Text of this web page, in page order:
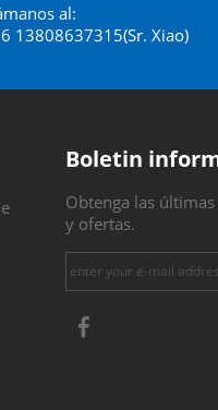
al:
13808637315(Sr. Xiao)
Boletin
Obtenga las
y ofertas.